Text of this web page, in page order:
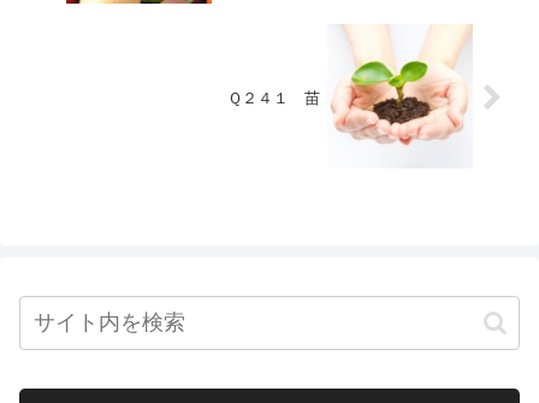
Ｑ２４１ 苗